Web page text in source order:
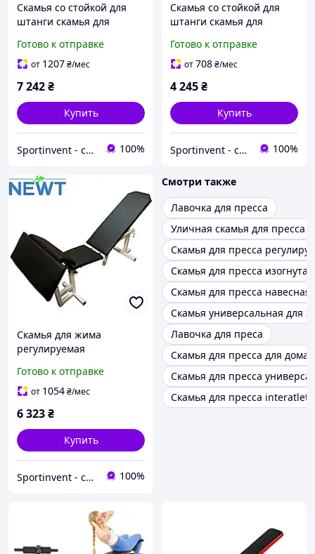
Скамья со стойкой для
штанги скамья для
нагрузка на скамью 300
кг на стойки 150 кг
Готово к отправке
от 1207₴/мес
7 242₴
Купить
Sportinvent - спортивный интернет магазин 100%
Скамья со стойкой для
штанги скамья для
нагрузка на скамью 350
кг на стойки 220 кг
Готово к отправке
от708₴/мес
4 245₴
Купить
Sportinvent - спортивный интернет магазин 100%
Скамья для жима
регулируемая
для пресса Newt Gym
Scott нагрузка 300 кг
Готово к отправке
от 1054₴/мес
6 323₴
Купить
Sportinvent - спортивный интернет магазин 100%
Смотри также
Лавочка для пресса
Уличная скамья для пресса
Скамья для пресса
Скамья для пресса изогнутая
Скамья для пресса навесная
Скамья универсальная для
Лавочка для преса
Скамья для пресса для дома
Скамья для пресса
Скамья для пресса